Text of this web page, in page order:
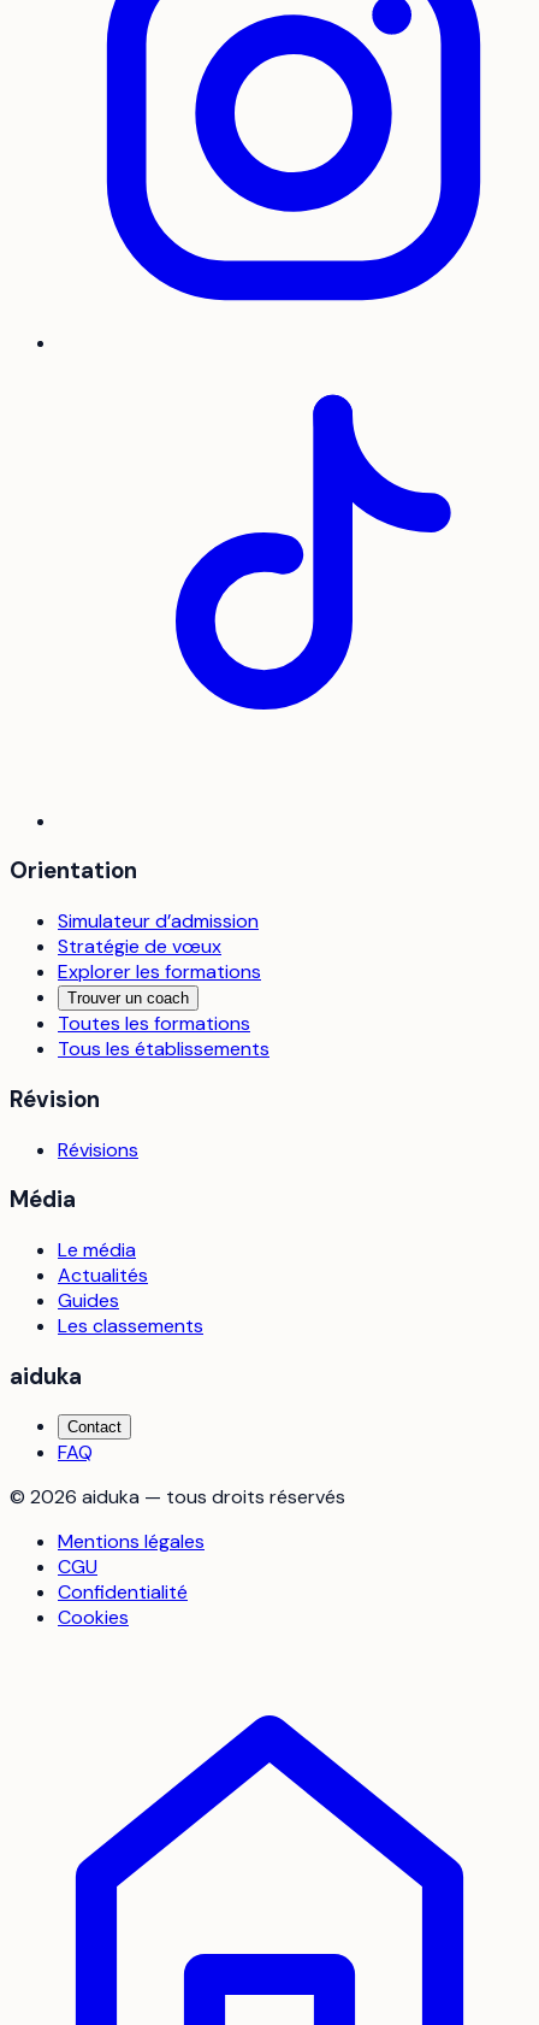
Orientation
Simulateur d’admission
Stratégie de vœux
Explorer les formations
Trouver un coach
Toutes les formations
Tous les établissements
Révision
Révisions
Média
Le média
Actualités
Guides
Les classements
aiduka
Contact
FAQ
© 2026 aiduka — tous droits réservés
Mentions légales
CGU
Confidentialité
Cookies